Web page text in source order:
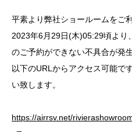
平素より弊社ショールームをご
2023年6月29日(木)05:29頃より
のご予約ができない不具合が発
以下のURLからアクセス可能で
い致します。
https://airrsv.net/